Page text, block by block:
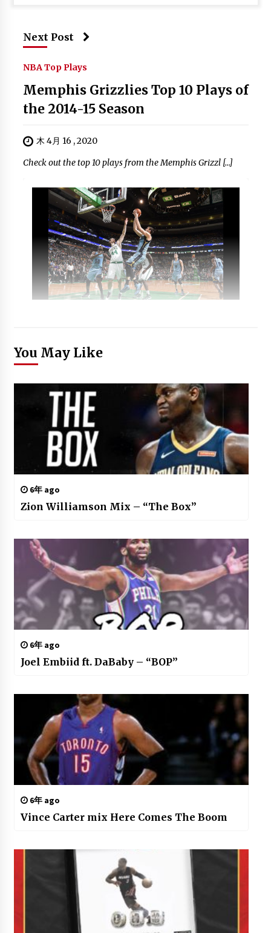
Next Post
NBA Top Plays
Memphis Grizzlies Top 10 Plays of
the 2014-15 Season
木 4月 16 , 2020
Check out the top 10 plays from the Memphis Grizzl […]
You May Like
6年 ago
Zion Williamson Mix – “The Box”
6年 ago
Joel Embiid ft. DaBaby – “BOP”
6年 ago
Vince Carter mix Here Comes The Boom